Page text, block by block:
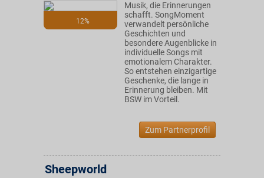
12%
Musik, die Erinnerungen
schafft. SongMoment
verwandelt persönliche
Geschichten und
besondere Augenblicke in
individuelle Songs mit
emotionalem Charakter.
So entstehen einzigartige
Geschenke, die lange in
Erinnerung bleiben. Mit
BSW im Vorteil.
Zum Partnerprofil
Sheepworld